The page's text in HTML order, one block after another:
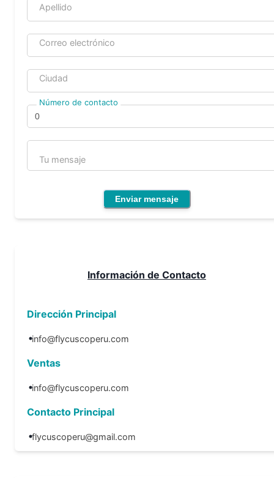
Apellido
Correo electrónico
Ciudad
Número de contacto
Tu mensaje
Enviar mensaje
Información de Contacto
Dirección Principal
info@flycuscoperu.com
Ventas
info@flycuscoperu.com
Contacto Principal
flycuscoperu@gmail.com